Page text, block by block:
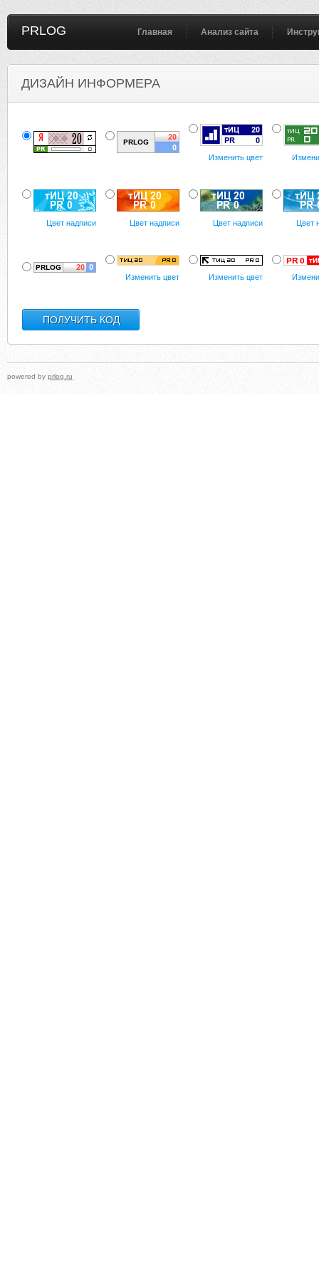
PRLOG Главная Анализ сайта
ДИЗАЙН ИНФОРМЕРА
Изменить цвет
Цвет надписи Цвет надписи Цвет надписи Цвет
Изменить цвет Изменить цвет
powered by prlog.ru